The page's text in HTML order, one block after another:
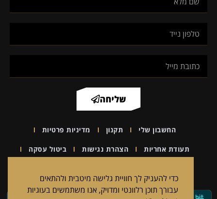
שליחה
החשבון שלי תקנון מדיניות פרטיות
תעודת אחריות הצהרת נגישות ביטול עסקה
כדי להעניק לך חוויית גלישה מיטבית ולהתאים
עבורך תוכן רלוונטי ומדויק, אנו משתמשים בעוגיות